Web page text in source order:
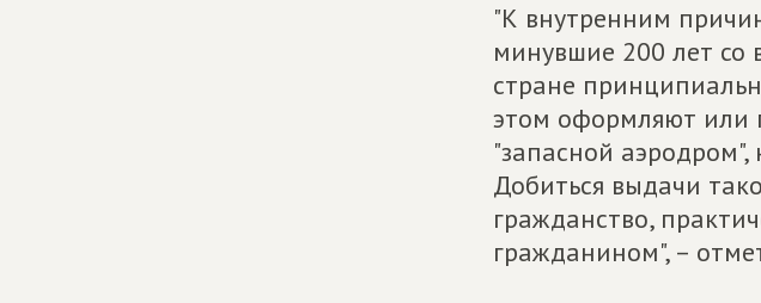
"К внутренним
минувшие 200 лет со
стране
этом оформляют или
"запасной
Добиться выдачи
гражданство,
гражданином", –